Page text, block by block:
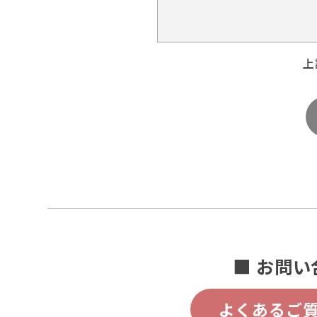
■ お問い
よくあるご